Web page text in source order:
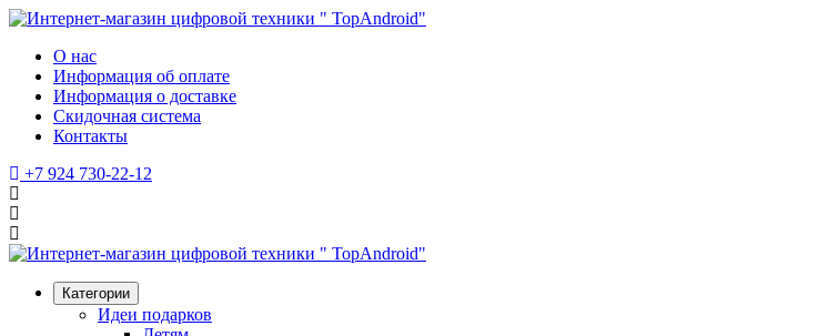
О нас
Информация об оплате
Информация о доставке
Скидочная система
Контакты
+7 924 730-22-12
Категории
Идеи подарков